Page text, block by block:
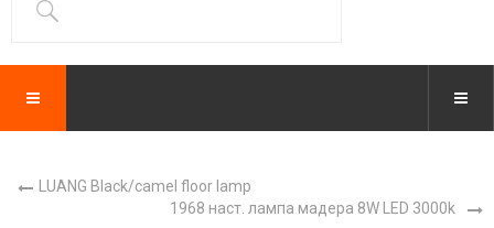
LUANG Black/camel floor lamp
1968 наст. лампа мадера 8W LED 3000k